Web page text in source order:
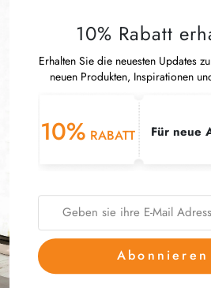
10% Rabatt
Erhalten Sie die neuesten Updates
neuen Produkten, Inspirationen
10% RABATT Für neue
Abonnieren